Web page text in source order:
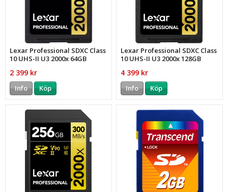
Lexar Professional SDXC Class
10 UHS-II U3 2000x 64GB
2 399 kr
Info Köp
Lexar Professional SDXC Class
10 UHS-II U3 2000x 128GB
4 399 kr
Info Köp